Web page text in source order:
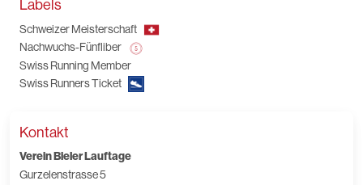
Labels
Schweizer Meisterschaft
Nachwuchs-Fünfliber
Swiss Running Member
Swiss Runners Ticket
Kontakt
Verein Bieler Lauftage
Gurzelenstrasse 5